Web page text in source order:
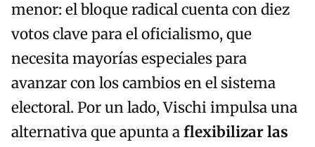
menor: el bloque radical cuenta con diez
votos clave para el oficialismo, que
necesita mayorías especiales para
avanzar con los cambios en el sistema
electoral. Por un lado, Vischi impulsa una
alternativa que apunta aflexibilizar las